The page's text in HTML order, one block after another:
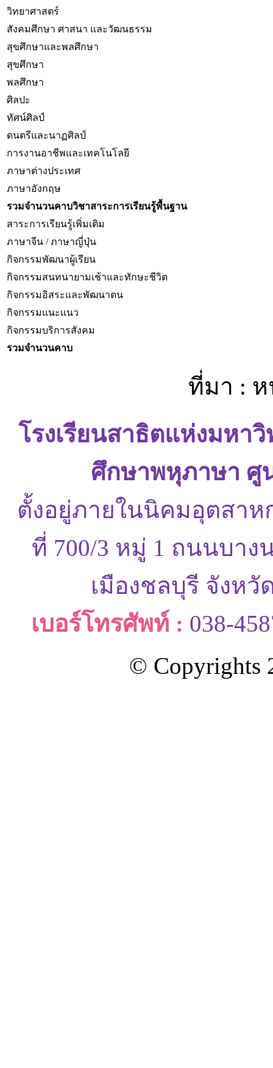
วิทยาศาสตร์
สังคมศึกษา ศาสนา และวัฒนธรรม
สุขศึกษาและพลศึกษา
สุขศึกษา
พลศึกษา
ศิลปะ
ทัศน์ศิลป์
ดนตรีและนาฏศิลป์
การงานอาชีพและเทคโนโลยี
ภาษาต่างประเทศ
ภาษาอังกฤษ
รวมจำนวนคาบวิชาสาระการเรียนรู้พื้นฐาน
สาระการเรียนรู้เพิ่มเติม
ภาษาจีน / ภาษาญี่ปุ่น
กิจกรรมพัฒนาผู้เรียน
กิจกรรมสนทนายามเช้าและทักษะชีวิต
กิจกรรมอิสระและพัฒนาตน
กิจกรรมแนะแนว
กิจกรรมบริการสังคม
รวมจำนวนคาบ
ที่มา :
โรงเรียนสาธิตแห่งมหา
ศึกษาพหุภาษา ศู
ตั้งอยู่ภายในนิคมอุตสาห
ที่ 700/3 หมู่ 1 ถนนบาง
เมืองชลบุรี จังห
เบอร์โทรศัพท์ : 038-
© Copyrights